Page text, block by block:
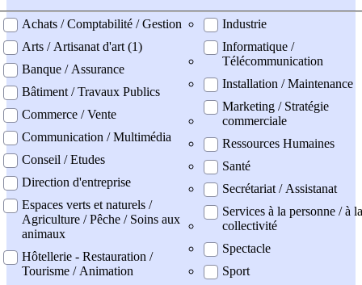
professionel
Achats / Comptabilité / Gestion
Arts / Artisanat d'art (1)
Banque / Assurance
Bâtiment / Travaux Publics
Commerce / Vente
Communication / Multimédia
Conseil / Etudes
Direction d'entreprise
Espaces verts et naturels /
Agriculture / Pêche / Soins aux
animaux
Hôtellerie - Restauration /
Tourisme / Animation
Industrie
Informatique /
Télécommunication
Installation / Maintenance
Marketing / Stratégie
commerciale
Ressources Humaines
Santé
Secrétariat / Assistanat
Services à la personne / à la
collectivité
Spectacle
Sport